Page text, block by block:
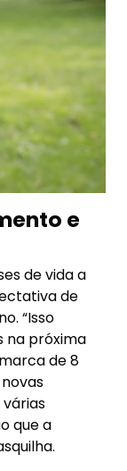
e
de vida a
de
“Isso
na próxima
de 8
que a